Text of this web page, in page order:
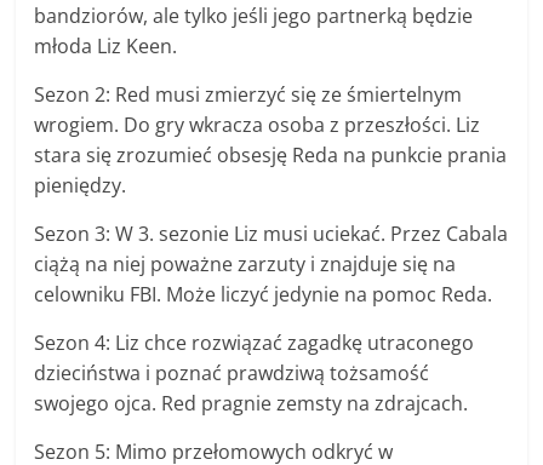
bandziorów, ale tylko jeśli jego partnerką będzie
młoda Liz Keen.
Sezon 2: Red musi zmierzyć się ze śmiertelnym
wrogiem. Do gry wkracza osoba z przeszłości. Liz
stara się zrozumieć obsesję Reda na punkcie prania
pieniędzy.
Sezon 3: W 3. sezonie Liz musi uciekać. Przez Cabala
ciążą na niej poważne zarzuty i znajduje się na
celowniku FBI. Może liczyć jedynie na pomoc Reda.
Sezon 4: Liz chce rozwiązać zagadkę utraconego
dzieciństwa i poznać prawdziwą tożsamość
swojego ojca. Red pragnie zemsty na zdrajcach.
Sezon 5: Mimo przełomowych odkryć w